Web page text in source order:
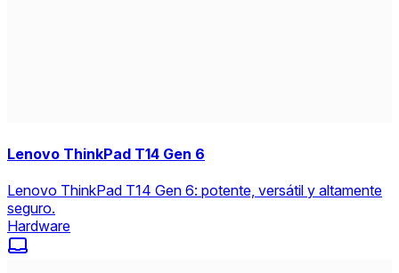
Lenovo ThinkPad T14 Gen 6
Lenovo ThinkPad T14 Gen 6: potente, versátil y altamente
seguro.
Hardware